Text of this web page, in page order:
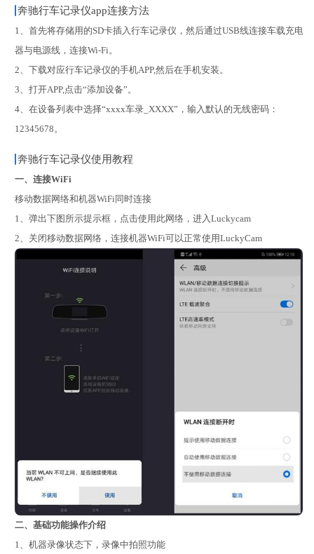
奔驰行车记录仪app连接方法
1、首先将存储用的SD卡插入行车记录仪，然后通过USB线连接车载充电
器与电源线，连接Wi-Fi。
2、下载对应行车记录仪的手机APP,然后在手机安装。
3、打开APP,点击“添加设备”。
4、在设备列表中选择“xxxx车录_XXXX”，输入默认的无线密码：
12345678。
奔驰行车记录仪使用教程
一、连接WiFi
移动数据网络和机器WiFi同时连接
1、弹出下图所示提示框，点击使用此网络，进入Luckycam
2、关闭移动数据网络，连接机器WiFi可以正常使用LuckyCam
二、基础功能操作介绍
1、机器录像状态下，录像中拍照功能